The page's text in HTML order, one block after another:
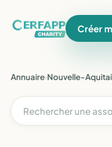
Créer
Annuaire›Nouvelle-